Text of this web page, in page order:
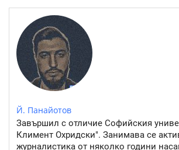
Й. Панайотов
Завършил с отличие Софийския
Климент Охридски". Занимава се
журналистика от няколко години